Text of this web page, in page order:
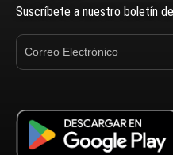
Suscríbete a nuestro boletín